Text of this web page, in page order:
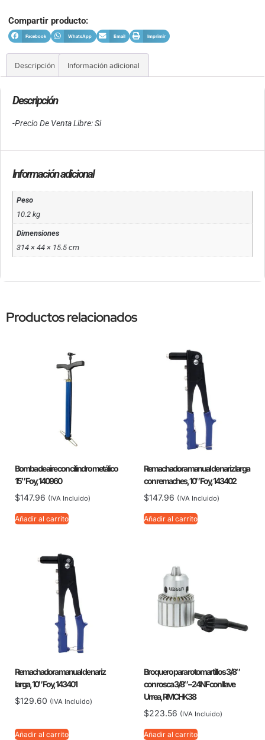
Compartir producto:
Facebook WhatsApp Email Imprimir
Descripción Información adicional
Descripción
-Precio De Venta Libre: Si
Información adicional
Peso
10.2 kg
Dimensiones
314 × 44 × 15.5 cm
Productos relacionados
Bomba de aire con cilindro metálico
15″ Foy, 140960
$147.96 (IVA Incluido)
Añadir al carrito
Remachadora manual de nariz larga
con remaches, 10″ Foy, 143402
$147.96 (IVA Incluido)
Añadir al carrito
Remachadora manual de nariz
larga, 10″ Foy, 143401
$129.60 (IVA Incluido)
Añadir al carrito
Broquero para rotomartillos 3/8″
con rosca 3/8″ – 24NF con llave
Urrea, RMCHK38
$223.56 (IVA Incluido)
Añadir al carrito